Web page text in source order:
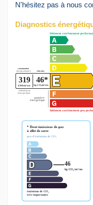
N'hésitez pas à nous
Diagnostics